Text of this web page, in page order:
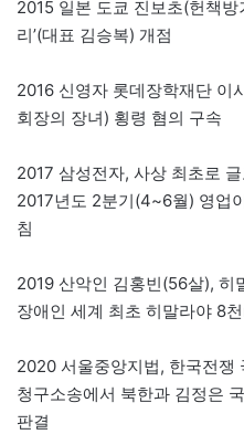
2015 일본 도쿄 진보초(헌책방
리’(대표 김승복) 개점
2016 신영자 롯데장학재단 이
회장의 장녀) 횡령 혐의 구속
2017 삼성전자, 사상 최초로
2017년도 2분기(4~6월) 영업
침
2019 산악인 김홍빈(56살),
장애인 세계 최초 히말라야 8
2020 서울중앙지법, 한국전쟁
청구소송에서 북한과 김정은
판결